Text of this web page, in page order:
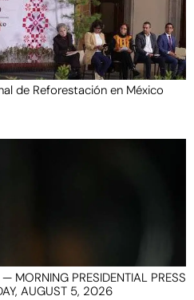
de Reforestación en México
MORNING PRESIDENTIAL PRESS
AUGUST 5, 2026